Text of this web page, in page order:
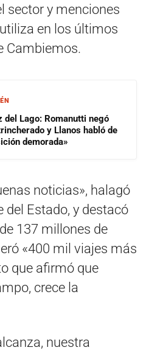
sector y menciones
en los últimos
Cambiemos.
del Lago: Romanutti negó
y Llanos habló de
demorada»
noticias», halagó
del Estado, y destacó
137 millones de
«400 mil viajes más
que afirmó que
crece la
nuestra